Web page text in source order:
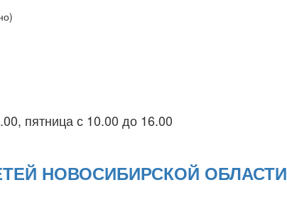
пятница с 10.00 до 16.00
НОВОСИБИРСКОЙ ОБЛАСТИ